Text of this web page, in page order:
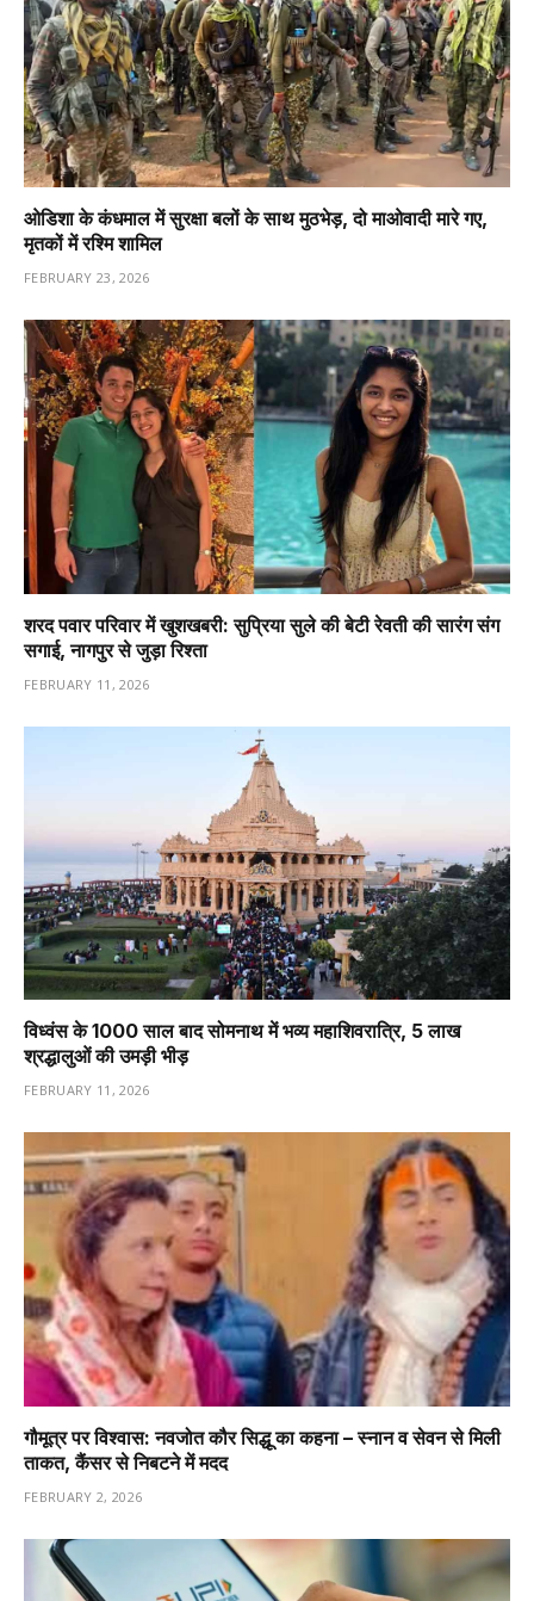
ओडिशा के कंधमाल में सुरक्षा बलों के साथ मुठभेड़, दो माओवादी मारे गए,
मृतकों में रश्मि शामिल
FEBRUARY 23, 2026
शरद पवार परिवार में खुशखबरी: सुप्रिया सुले की बेटी रेवती की सारंग संग
सगाई, नागपुर से जुड़ा रिश्ता
FEBRUARY 11, 2026
विध्वंस के 1000 साल बाद सोमनाथ में भव्य महाशिवरात्रि, 5 लाख
श्रद्धालुओं की उमड़ी भीड़
FEBRUARY 11, 2026
गौमूत्र पर विश्वास: नवजोत कौर सिद्धू का कहना – स्नान व सेवन से मिली
ताकत, कैंसर से निबटने में मदद
FEBRUARY 2, 2026